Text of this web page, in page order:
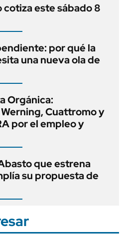
cotiza este sábado 8
por qué la
una nueva ola de
Orgánica:
Cuattromo y
por el empleo y
que estrena
su propuesta de